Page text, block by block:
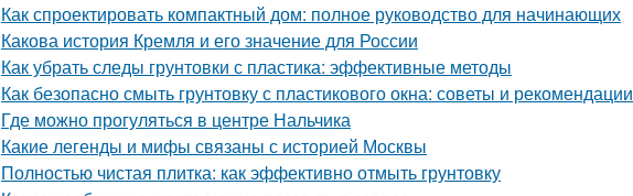
Как спроектировать компактный дом: полное руководство для начинающих
Какова история Кремля и его значение для России
Как убрать следы грунтовки с пластика: эффективные методы
Как безопасно смыть грунтовку с пластикового окна: советы и рекомендации
Где можно прогуляться в центре Нальчика
Какие легенды и мифы связаны с историей Москвы
Полностью чистая плитка: как эффективно отмыть грунтовку